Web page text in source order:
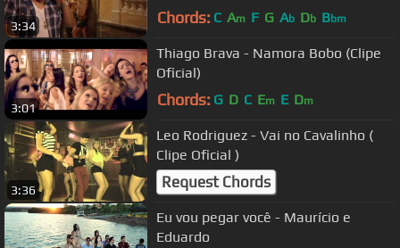
3:34 Chords: C Am F G Ab Db Bbm
3:01
Thiago Brava - Namora Bobo (Clipe
Oficial)
Chords: G D C Em E Dm
3:36
Leo Rodriguez - Vai no Cavalinho (
Clipe Oficial )
Request Chords
Eu vou pegar você - Maurício e
Eduardo